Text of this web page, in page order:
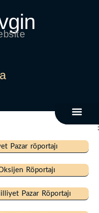
Pazar röportajı
Röportajı
Pazar Röportajı